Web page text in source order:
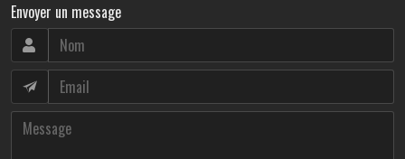
Envoyer un message